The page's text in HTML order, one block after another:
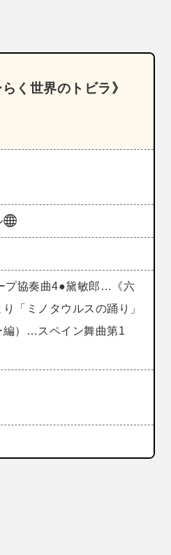
く世界のトビラ》
プ協奏曲4●黛敏郎…《六
「ミノタウルスの踊り」
編）…スペイン舞曲第1